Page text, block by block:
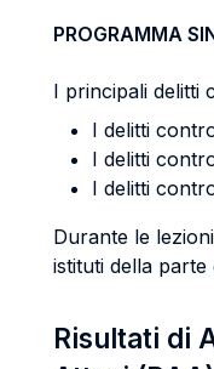
PROGRAMMA
I principali delitti
I delitti
I delitti
I delitti
Durante le
istituti della
Risultati di